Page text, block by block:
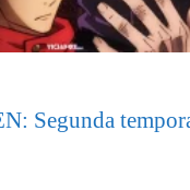
Segunda